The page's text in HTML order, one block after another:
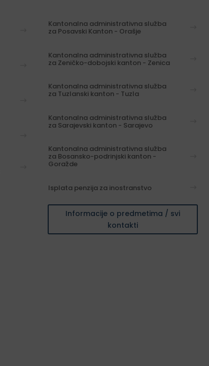
Kantonalna administrativna služba
za Posavski Kanton - Orašje
Kantonalna administrativna služba
za Zeničko-dobojski kanton - Zenica
Kantonalna administrativna služba
za Tuzlanski kanton - Tuzla
Kantonalna administrativna služba
za Sarajevski kanton - Sarajevo
Kantonalna administrativna služba
za Bosansko-podrinjski kanton -
Goražde
Isplata penzija za inostranstvo
Informacije o predmetima / svi
kontakti